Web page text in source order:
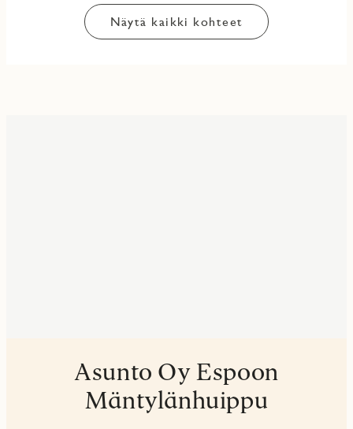
Näytä kaikki kohteet
Asunto Oy Espoon
Mäntylänhuippu